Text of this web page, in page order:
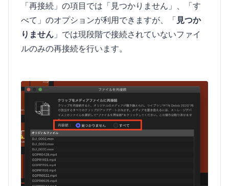
「再接続」の項目では「見つかりません」、「す
べて」のオプションが利用できますが、「 見つか
りません 」では現段階で接続されていないファイ
ルのみの再接続を行います。